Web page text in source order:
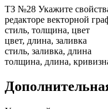
ТЗ №28 Укажите
редакторе векторной
стиль, толщина, цвет
цвет, длина, заливка
стиль, заливка, длина
толщина, длина,